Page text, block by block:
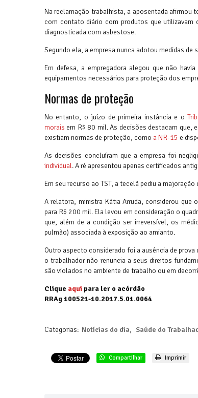
Na reclamação trabalhista, a aposentada
com contato diário com produtos que
diagnosticada com asbestose.
Segundo ela, a empresa nunca adotou medidas
Em defesa, a empregadora alegou que não
equipamentos necessários para proteção dos
Normas de proteção
No entanto, o juízo de primeira instância e o
morais em R$ 80 mil. As decisões destacam que,
existiam normas de proteção, como a NR-15 e
As decisões concluíram que a empresa foi
individual. A ré apresentou apenas certificados
Em seu recurso ao TST, a tecelã pediu a
A relatora, ministra Kátia Arruda, considerou que
para R$ 200 mil. Ela levou em consideração o
que, além de a condição ser irreversível, os
pulmão) associada à exposição ao amianto.
Outro aspecto considerado foi a ausência de
o trabalhador não renuncia a seus direitos
são violados no ambiente de trabalho ou em
Clique aqui para ler o acórdão
RRAg 100521-10.2017.5.01.0064
Categorias: Notícias do dia, Saúde do
Compartilhar Imprimir